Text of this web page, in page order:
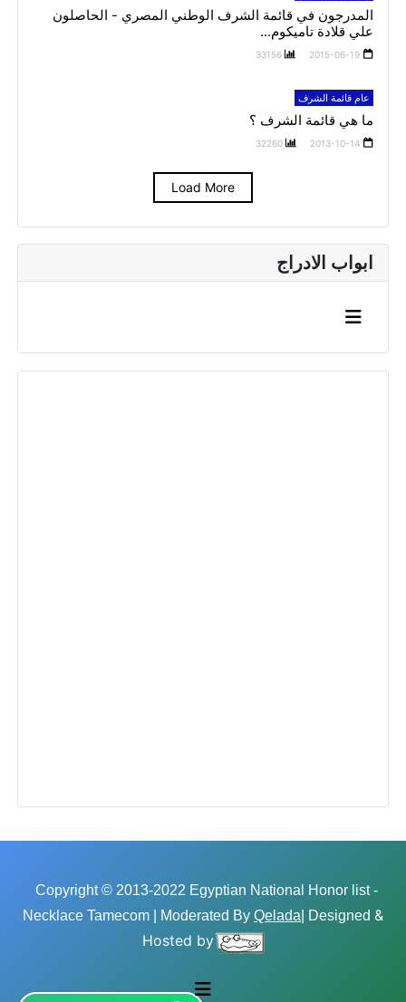
ابواب الادراج
المدرجون في قائمة الشرف الوطني المصري - الحاصلون
علي قلادة تاميكوم...
2015-06-19
33156
عام قائمة الشرف
ما هي قائمة الشرف ؟
2013-10-14
32260
Load More
Copyright © 2013-2022 Egyptian National Honor list -
Necklace Tamecom | Moderated By Qelada | Designed &
Hosted by